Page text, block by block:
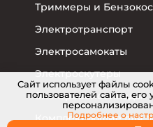
Триммеры и
Электротранспорт
Электросамокаты
Электроскутеры
Электровелосипеды
Комплектующие для
Cайт использует файлы
пользователей сайта,
Подробнее о